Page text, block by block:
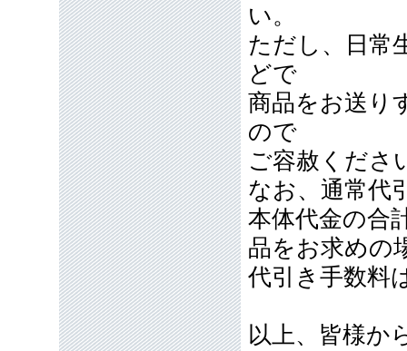
い。
ただし、日常
どで
商品をお送り
ので
ご容赦くださ
なお、通常代
本体代金の合
品をお求めの
代引き手数料
以上、皆様か